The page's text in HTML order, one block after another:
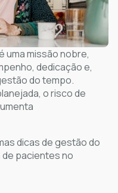
uma missão nobre,
dedicação e,
do tempo.
o risco de
dicas de gestão do
de pacientes no